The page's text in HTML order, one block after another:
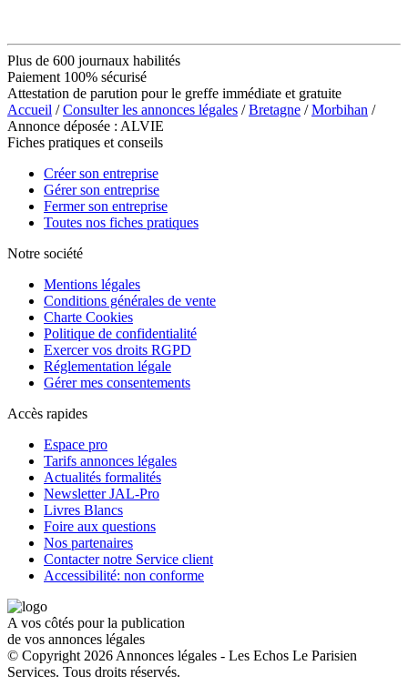
Plus de 600 journaux habilités
Paiement 100% sécurisé
Attestation de parution pour le greffe immédiate et gratuite
Accueil /Consulter les annonces légales /Bretagne /Morbihan /
Annonce déposée : ALVIE
Fiches pratiques et conseils
Créer son entreprise
Gérer son entreprise
Fermer son entreprise
Toutes nos fiches pratiques
Notre société
Mentions légales
Conditions générales de vente
Charte Cookies
Politique de confidentialité
Exercer vos droits RGPD
Réglementation légale
Gérer mes consentements
Accès rapides
Espace pro
Tarifs annonces légales
Actualités formalités
Newsletter JAL-Pro
Livres Blancs
Foire aux questions
Nos partenaires
Contacter notre Service client
Accessibilité: non conforme
A vos côtés pour la publication
de vos annonces légales
© Copyright 2026 Annonces légales - Les Echos Le Parisien
Services. Tous droits réservés.